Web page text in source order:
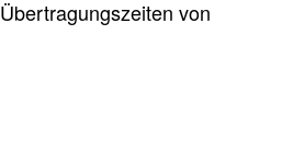
von